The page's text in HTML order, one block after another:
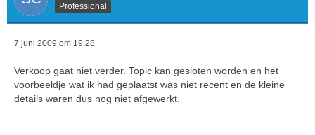
Professional
7 juni 2009 om 19:28
Verkoop gaat niet verder. Topic kan gesloten worden en het
voorbeeldje wat ik had geplaatst was niet recent en de kleine
details waren dus nog niet afgewerkt.